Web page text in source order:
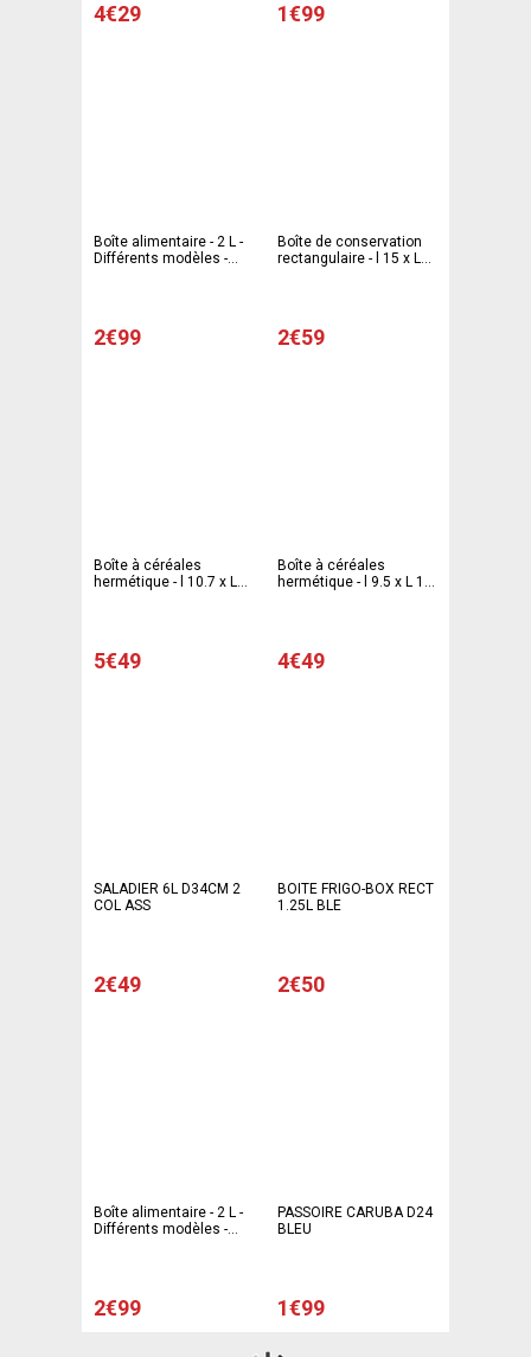
4€29 1€99
Boîte alimentaire - 2 L -
Différents modèles -
2€99
Boîte de conservation
rectangulaire - l 15 x L
2€59
Boîte à céréales
hermétique - l 10.7 x L
5€49
Boîte à céréales
hermétique - l 9.5 x L 19
4€49
SALADIER 6L D34CM 2
COL ASS
2€49
BOITE FRIGO-BOX RECT
1.25L BLE
2€50
Boîte alimentaire - 2 L -
Différents modèles -
2€99
PASSOIRE CARUBA D24
BLEU
1€99